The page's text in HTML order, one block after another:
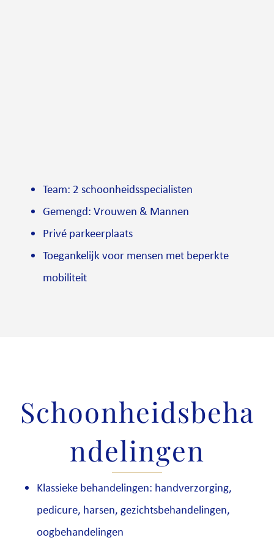
Team: 2 schoonheidsspecialisten
Gemengd: Vrouwen & Mannen
Privé parkeerplaats
Toegankelijk voor mensen met beperkte
mobiliteit
Schoonheidsbeha
ndelingen
Klassieke behandelingen: handverzorging,
pedicure, harsen, gezichtsbehandelingen,
oogbehandelingen